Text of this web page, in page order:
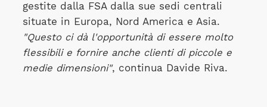
gestite dalla FSA dalla sue sedi centrali
situate in Europa, Nord America e Asia.
"Questo ci dà l'opportunità di essere molto
flessibili e fornire anche clienti di piccole e
medie dimensioni", continua Davide Riva.